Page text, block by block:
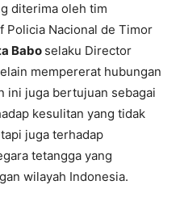
diterima oleh tim
Policia Nacional de Timor
Babo selaku Director
mempererat hubungan
ini juga bertujuan sebagai
kesulitan yang tidak
juga terhadap
tetangga yang
wilayah Indonesia.